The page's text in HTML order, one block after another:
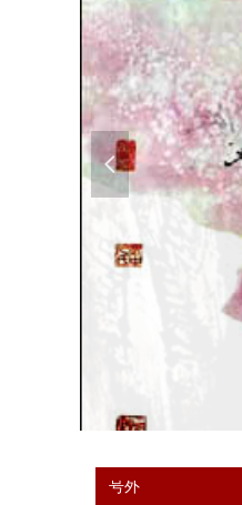
넳
号外